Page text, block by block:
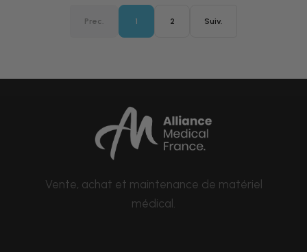
Prec. 1 2 Suiv.
Vente, achat et maintenance de matériel
médical.